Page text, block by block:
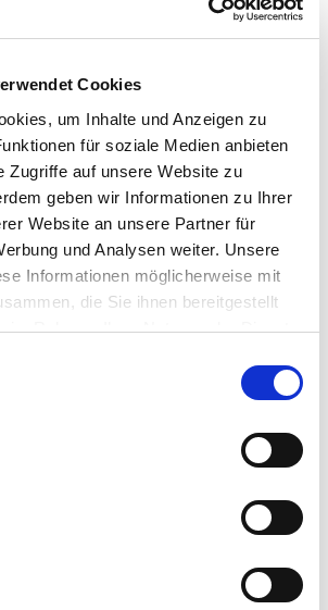
Cookies
um Inhalte und Anzeigen zu
für soziale Medien anbieten
Zugriffe auf unsere Website zu
geben wir Informationen zu Ihrer
Website an unsere Partner für
und Analysen weiter. Unsere
Informationen möglicherweise mit
die Sie ihnen bereitgestellt
im Rahmen Ihrer Nutzung der Dienste
den "OK"-Button:
Küchenkraut mit
winterhart, ideal für Garten und
Verpackungsheit (VE): 1 Pflanze